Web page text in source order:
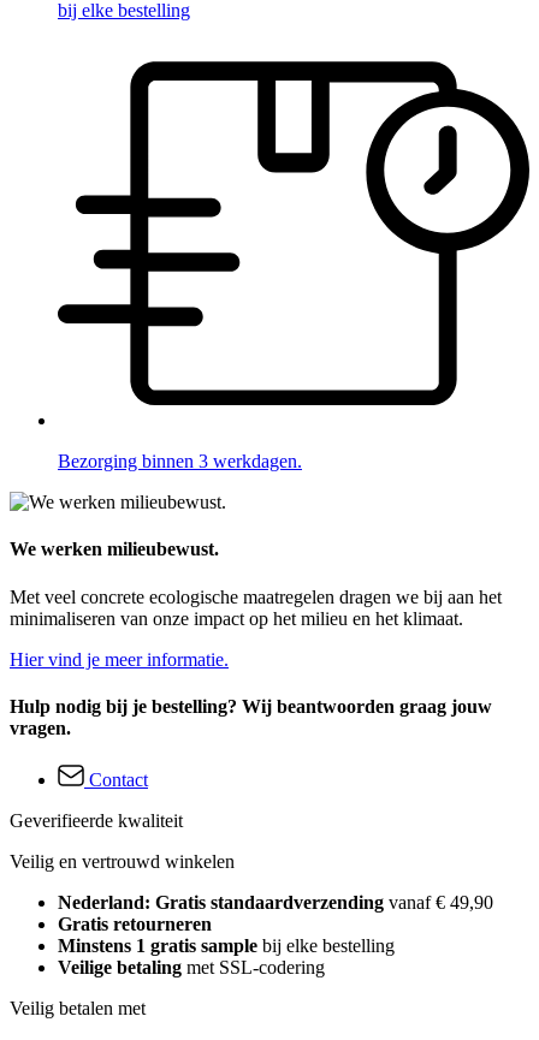
bij elke bestelling
Bezorging binnen 3 werkdagen.
We werken milieubewust.
Met veel concrete ecologische maatregelen dragen we bij aan het
minimaliseren van onze impact op het milieu en het klimaat.
Hier vind je meer informatie.
Hulp nodig bij je bestelling? Wij beantwoorden graag jouw
vragen.
Contact
Geverifieerde kwaliteit
Veilig en vertrouwd winkelen
Nederland: Gratis standaardverzending vanaf € 49,90
Gratis retourneren
Minstens 1 gratis sample bij elke bestelling
Veilige betaling met SSL-codering
Veilig betalen met